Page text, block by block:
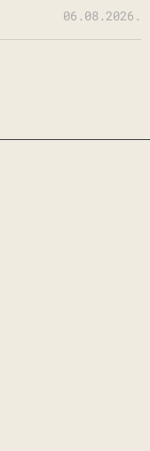
06.08.2026.